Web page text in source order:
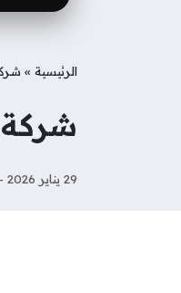
الرئيسية »
29 يناير 2026 - 12:55ص